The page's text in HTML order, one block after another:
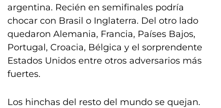
argentina. Recién en semifinales podría
chocar con Brasil o Inglaterra. Del otro lado
quedaron Alemania, Francia, Países Bajos,
Portugal, Croacia, Bélgica y el sorprendente
Estados Unidos entre otros adversarios más
fuertes.
Los hinchas del resto del mundo se quejan.